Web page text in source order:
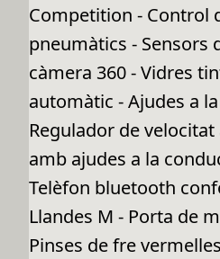
Competition - Control
pneumàtics - Sensors
càmera 360 - Vidres
automàtic - Ajudes a
Regulador de
amb ajudes a la
Telèfon bluetooth
Llandes M - Porta de
Pinses de fre